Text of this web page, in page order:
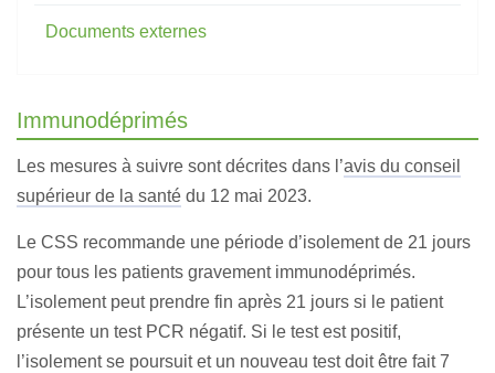
Documents externes
Immunodéprimés
Les mesures à suivre sont décrites dans l’avis du conseil
supérieur de la santé du 12 mai 2023.
Le CSS recommande une période d’isolement de 21 jours
pour tous les patients gravement immunodéprimés.
L’isolement peut prendre fin après 21 jours si le patient
présente un test PCR négatif. Si le test est positif,
l’isolement se poursuit et un nouveau test doit être fait 7